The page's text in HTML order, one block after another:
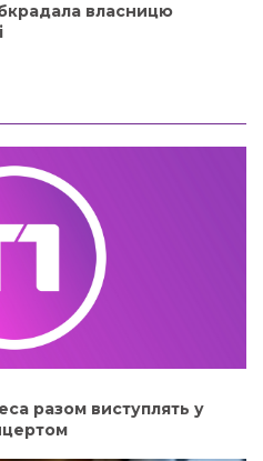
власницю
разом виступлять у